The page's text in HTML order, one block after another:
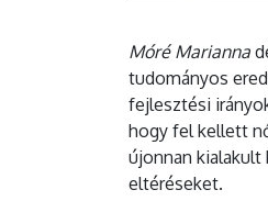
Móré Marianna
tudományos
fejlesztési
hogy fel kellett
újonnan kialakult
eltéréseket.